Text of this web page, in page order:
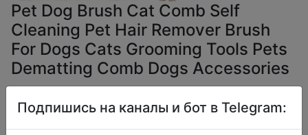
Pet Dog Brush Cat Comb Self
Cleaning Pet Hair Remover Brush
For Dogs Cats Grooming Tools Pets
Dematting Comb Dogs Accessories
$1.88
Подпишись на каналы и бот в Telegram: